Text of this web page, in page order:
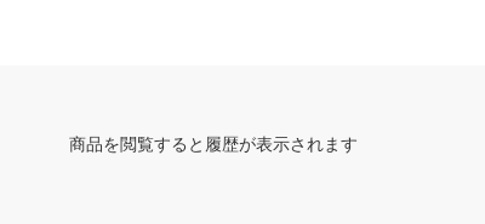
商品を閲覧すると履歴が表示されます